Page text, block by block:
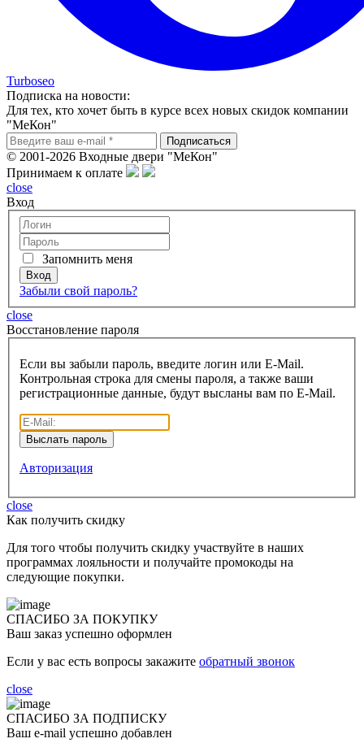
Turboseo
Подписка на новости:
Для тех, кто хочет быть в курсе всех новых скидок компании
"МеКон"
© 2001-2026 Входные двери "МеКон"
Принимаем к оплате
close
Вход
Запомнить меня
Забыли свой пароль?
close
Восcтановление пароля
Если вы забыли пароль, введите логин или E-Mail.
Контрольная строка для смены пароля, а также ваши
регистрационные данные, будут высланы вам по E-Mail.
Авторизация
close
Как получить скидку
Для того чтобы получить скидку участвуйте в наших
программах лояльности и получайте промокоды на
следующие покупки.
СПАСИБО ЗА ПОКУПКУ
Ваш заказ успешно оформлен
Если у вас есть вопросы закажите обратный звонок
close
СПАСИБО ЗА ПОДПИСКУ
Ваш e-mail успешно добавлен